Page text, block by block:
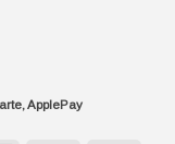
ApplePay